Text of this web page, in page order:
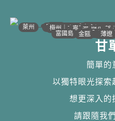
• 河江｜高平
沙壩 •
萊州 • 宣光 •
安沛｜木江界 •
• 太原
梅州｜木州•• 北
• 河內
•海防｜
• 南定
寧平 ••河靜
洞海 •
順化
西寧
胡志明 美萩
富國島 •迪石 •
金甌 ••
• 薄遼
甘
簡單的
以獨特眼光探索
想更深入的
請跟隨我